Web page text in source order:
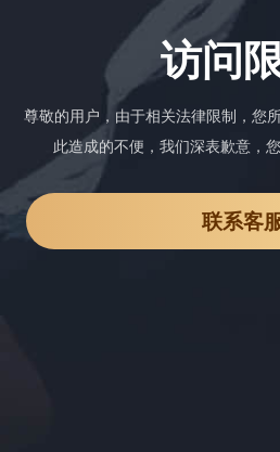
访问
尊敬的用户，由于相关法律限制，您
此造成的不便，我们深表歉意，
联系客